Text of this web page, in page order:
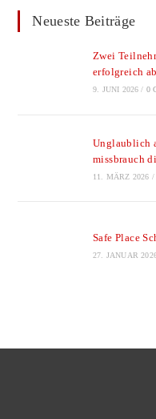
Neueste Beiträge
Zwei
erfolgreich
9. JUNI 2026 / 0
Unglaublich
missbrauch
11. MÄRZ 2026 /
Safe Place
27. JANUAR